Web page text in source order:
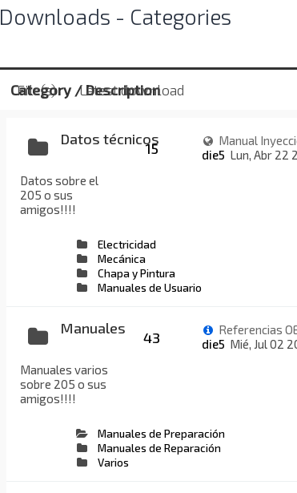
Downloads - Categories
Category / Description
File(s) Latest download
Datos técnicos
Datos sobre el
205 o sus
amigos!!!!
Electricidad
Mecánica
Chapa y Pintura
Manuales de Usuario
15
Manual
die5 Lun, Abr 22
Manuales
Manuales varios
sobre 205 o sus
amigos!!!!
Manuales de Preparación
Manuales de Reparación
Varios
43
Referencias
die5 Mié, Jul 02